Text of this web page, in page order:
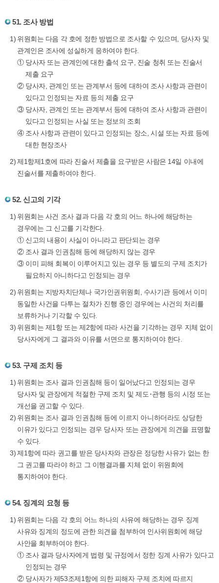
51. 조사 방법
위원회는 다음 각 호에 정한 방법으로 조사할 수 있으며, 당사자 및
관계인은 조사에 성실하게 응하여야 한다.
① 당사자 또는 관계인에 대한 출석 요구, 진술 청취 또는 진술서
제출 요구
② 당사자, 관계인 또는 관계부서 등에 대하여 조사 사항과 관련이
있다고 인정되는 자료 등의 제출 요구
③ 당사자, 관계인 또는 관계부서 등에 대하여 조사 사항과 관련이
있다고 인정되는 사실 또는 정보의 조회
④ 조사 사항과 관련이 있다고 인정되는 장소, 시설 또는 자료 등에
대한 현장조사
제1항제1호에 따라 진술서 제출을 요구받은 사람은 14일 이내에
진술서를 제출하여야 한다.
52. 신고의 기각
위원회는 사건 조사 결과 다음 각 호의 어느 하나에 해당하는
경우에는 그 신고를 기각한다.
① 신고의 내용이 사실이 아니라고 판단되는 경우
② 조사 결과 인권침해 등에 해당하지 않는 경우
③ 이미 피해 회복이 이루어지고 있는 경우 등 별도의 구제 조치가
필요하지 아니하다고 인정되는 경우
위원회는 지방자치단체나 국가인권위원회, 수사기관 등에서 이미
동일한 사건을 다투는 절차가 진행 중인 경우에는 사건의 처리를
보류하거나 기각할 수 있다.
위원회는 제1항 또는 제2항에 따라 사건을 기각하는 경우 지체 없이
당사자에게 그 결과와 이유를 서면으로 통지하여야 한다.
53. 구제 조치 등
위원회는 조사 결과 인권침해 등이 일어났다고 인정되는 경우
당사자 및 관장에게 적절한 구제 조치 및 제도･관행 등의 시정 또는
개선을 권고할 수 있다.
위원회는 조사 결과 인권침해 등에 이르지 아니하더라도 상당한
이유가 있다고 인정되는 경우 당사자 또는 관장에게 의견을 표명할
수 있다.
제1항에 따라 권고를 받은 당사자와 관장은 정당한 사유가 없는 한
그 권고를 따라야 하고 그 이행결과를 지체 없이 위원회에
통지하여야 한다.
54. 징계의 요청 등
위원회는 다음 각 호의 어느 하나의 사유에 해당하는 경우 징계
사유와 징계의 정도에 관한 의견을 첨부하여 인사위원회에 해당
사안을 회부하여야 한다.
① 조사 결과 당사자에게 법령 및 규정에서 정한 징계 사유가 있다고
인정되는 경우
② 당사자가 제53조제1항에 의한 피해자 구제 조치에 따르지